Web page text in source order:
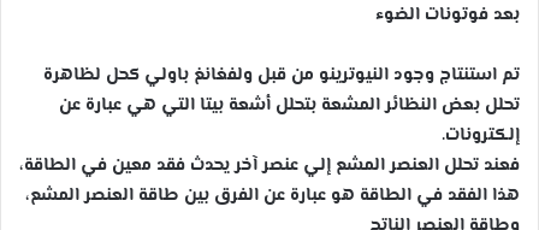
بعد فوتونات الضوء
تم استنتاج وجود النيوترينو من قبل ولفغانغ باولي كحل لظاهرة
تحلل بعض النظائر المشعة بتحلل أشعة بيتا التي هي عبارة عن
إلكترونات.
فعند تحلل العنصر المشع إلي عنصر آخر يحدث فقد معين في الطاقة،
هذا الفقد في الطاقة هو عبارة عن الفرق بين طاقة العنصر المشع،